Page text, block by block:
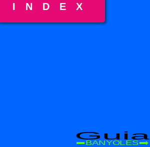
Guia
BANYOLES
INDEX